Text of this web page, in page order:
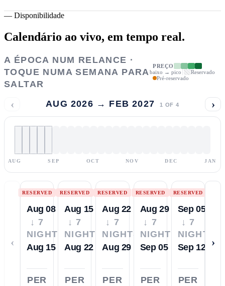
— Disponibilidade
Calendário ao vivo, em tempo real.
A ÉPOCA NUM RELANCE ·
TOQUE NUMA SEMANA PARA
SALTAR
PREÇO
baixo → pico
Reservado
Pré-reservado
‹ AUG 2026 → FEB 2027 1 OF 4 ›
AUG SEP OCT NOV DEC JAN
‹
RESERVED
Aug 08
↓ 7
NIGHTS
Aug 15
PER
RESERVED
Aug 15
↓ 7
NIGHTS
Aug 22
PER
RESERVED
Aug 22
↓ 7
NIGHTS
Aug 29
PER
RESERVED
Aug 29
↓ 7
NIGHTS
Sep 05
PER
RESERVED
Sep 05
↓ 7
NIGHTS
Sep 12
PER
›